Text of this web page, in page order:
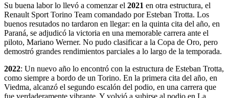
Su buena labor lo llevó a comenzar el 2021 en otra estructura, el
Renault Sport Torino Team comandado por Esteban Trotta. Los
buenos resutados no tardaron en llegar: en la quinta cita del año, en
Paraná, se adjudicó la victoria en una memorable carrera ante el
piloto, Mariano Werner. No pudo clasificar a la Copa de Oro, pero
demostró grandes rendimientos parciales a lo largo de la temporada.
2022: Un nuevo año lo encontró con la estructura de Esteban Trotta,
como siempre a bordo de un Torino. En la primera cita del año, en
Viedma, alcanzó el segundo escalón del podio, en una carrera que
fue verdaderamente vibrante. Y volvió a subirse al podio en La